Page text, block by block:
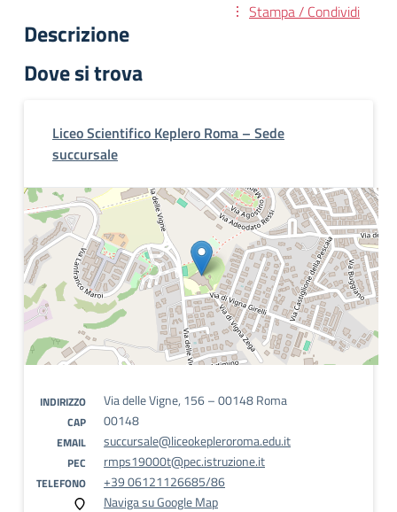
Stampa / Condividi
Descrizione
Dove si trova
Liceo Scientifico Keplero Roma – Sede
succursale
INDIRIZZO Via delle Vigne, 156 – 00148 Roma
CAP 00148
EMAIL succursale@liceokepleroroma.edu.it
PEC rmps19000t@pec.istruzione.it
TELEFONO
+39 06121126685/86
Naviga su Google Map